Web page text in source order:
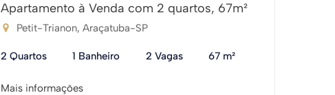
Apartamento à Venda com 2 quartos, 67m²
Petit-Trianon, Araçatuba-SP
2 Quartos 1 Banheiro 2 Vagas 67 m²
Mais informações